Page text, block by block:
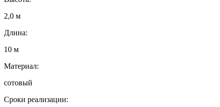
2,0 м
Длина:
10 м
Материал:
сотовый
Сроки реализации: